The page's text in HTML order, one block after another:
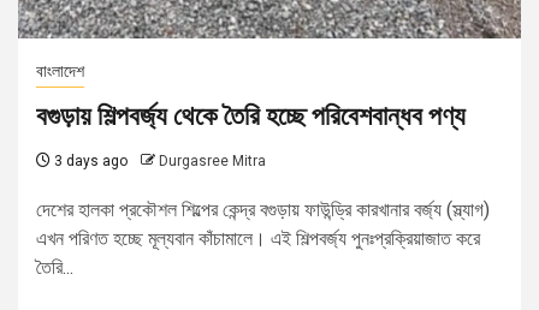
বাংলাদেশ
বগুড়ায় শিল্পবর্জ্য থেকে তৈরি হচ্ছে পরিবেশবান্ধব পণ্য
3 days ago Durgasree Mitra
দেশের হালকা প্রকৌশল শিল্পের কেন্দ্র বগুড়ায় ফাউন্ড্রি কারখানার বর্জ্য (স্ল্যাগ)
এখন পরিণত হচ্ছে মূল্যবান কাঁচামালে। এই শিল্পবর্জ্য পুনঃপ্রক্রিয়াজাত করে
তৈরি...